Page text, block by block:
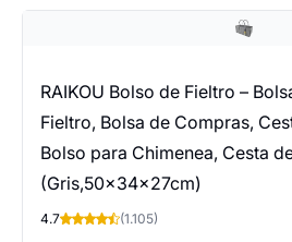
RAIKOU Bolso de Fieltro –
Fieltro, Bolsa de Compras,
Bolso para Chimenea, Cesta
(Gris,50x34x27cm)
4.7 (1.105)